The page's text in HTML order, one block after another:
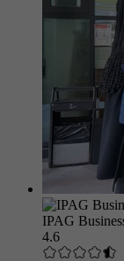
IPAG
4.6